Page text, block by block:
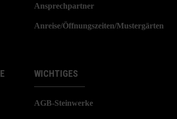
Ansprechpartner
Anreise/Öffnungszeiten/Mustergärten
WICHTIGES
AGB-Steinwerke